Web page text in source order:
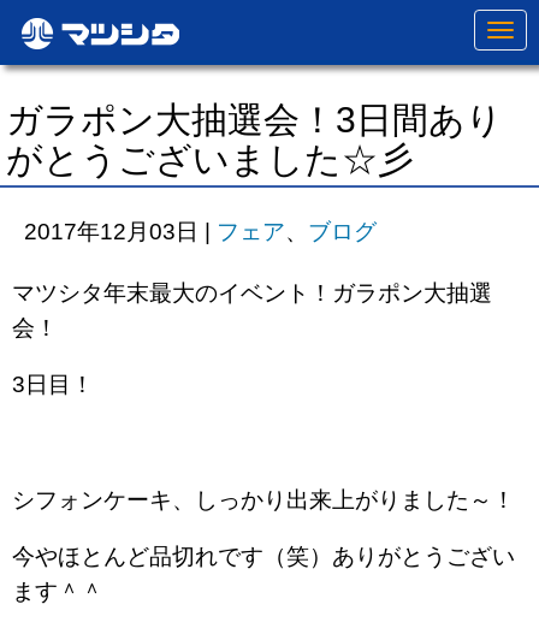
N
a
v
o
ガラポン大抽選会！3日間あり
がとうございました☆彡
2017年12月03日 | フェア、 ブログ
マツシタ年末最大のイベント！ガラポン大抽選
会！
3日目！
シフォンケーキ、しっかり出来上がりました～！
今やほとんど品切れです（笑）ありがとうござい
ます＾＾